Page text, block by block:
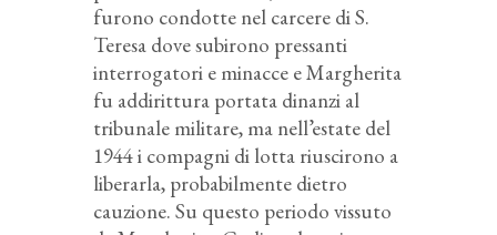
furono condotte nel carcere di S.
Teresa dove subirono pressanti
interrogatori e minacce e Margherita
fu addirittura portata dinanzi al
tribunale militare, ma nell’estate del
1944 i compagni di lotta riuscirono a
liberarla, probabilmente dietro
cauzione. Su questo periodo vissuto